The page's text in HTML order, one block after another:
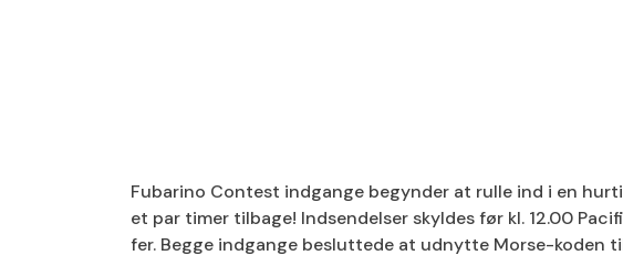
Fubarino Contest indgange begynder at rulle ind i en
et par timer tilbage! Indsendelser skyldes før kl. 12.00
fer. Begge indgange besluttede at udnytte Morse-koden